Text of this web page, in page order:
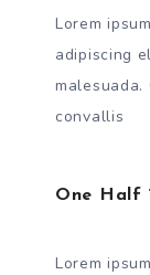
Lorem
adipiscing
convallis
One Half
Lorem